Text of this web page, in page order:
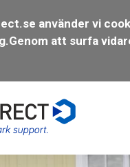
använder vi
Genom att surfa